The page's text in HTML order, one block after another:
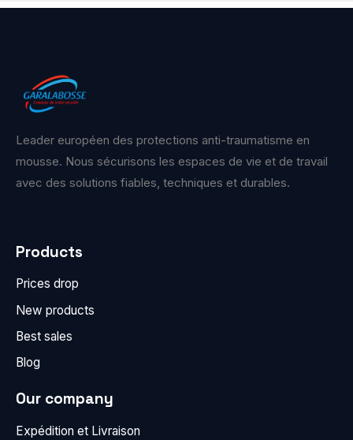
Leader européen des protections anti-traumatisme en
mousse. Nous sécurisons les espaces de vie et de travail
avec des solutions fiables, techniques et durables.
Products
Prices drop
New products
Best sales
Blog
Our company
Expédition et Livraison